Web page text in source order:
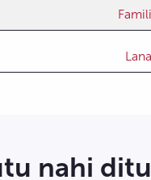
Lana
nahi